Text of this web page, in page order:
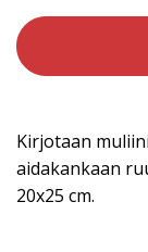
Kirjotaan
aidakankaan
20x25 cm.